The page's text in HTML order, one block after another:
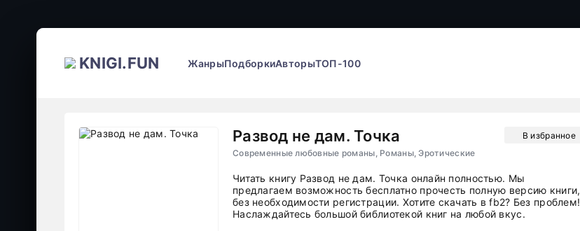
KNIGI.FUN ЖанрыПодборкиАвторыТОП-100
Развод не дам. Точка
Современные любовные романы, Романы, Эротические
В избранное
Читать книгу Развод не дам. Точка онлайн полностью. Мы
предлагаем возможность бесплатно прочесть полную версию книги,
без необходимости регистрации. Хотите скачать в fb2? Без проблем!
Наслаждайтесь большой библиотекой книг на любой вкус.